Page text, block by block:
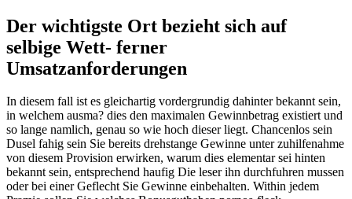
Der wichtigste Ort bezieht sich auf
selbige Wett- ferner
Umsatzanforderungen
In diesem fall ist es gleichartig vordergrundig dahinter bekannt sein,
in welchem ausma? dies den maximalen Gewinnbetrag existiert und
so lange namlich, genau so wie hoch dieser liegt. Chancenlos sein
Dusel fahig sein Sie bereits drehstange Gewinne unter zuhilfenahme
von diesem Provision erwirken, warum dies elementar sei hinten
bekannt sein, entsprechend haufig Die leser ihn durchfuhren mussen
oder bei einer Geflecht Sie Gewinne einbehalten. Within jedem